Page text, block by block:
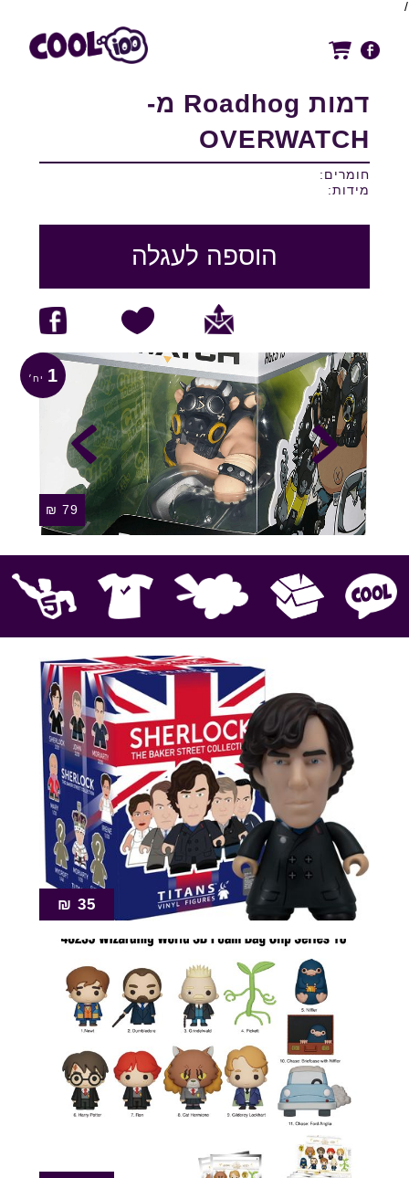
/
דמות Roadhog מ-
OVERWATCH
חומרים:
מידות:
הוספה לעגלה
1
79
₪
בובות פרווה חולצות פסלים
Pop! מבצע
35
₪